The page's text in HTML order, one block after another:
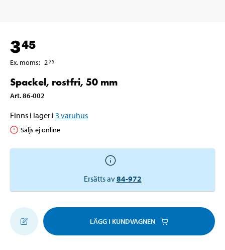
345
Ex. moms: 275
Spackel, rostfri, 50 mm
Art.86-002
Finns i lager i 3 varuhus
Säljs ej online
Ersätts av84-972
LÄGG I KUNDVAGNEN